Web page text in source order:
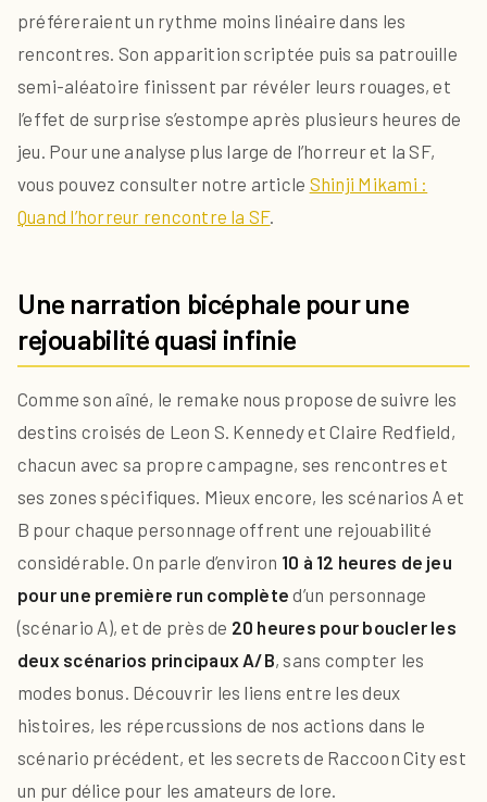
préféreraient un rythme moins linéaire dans les
rencontres. Son apparition scriptée puis sa patrouille
semi-aléatoire finissent par révéler leurs rouages, et
l’effet de surprise s’estompe après plusieurs heures de
jeu. Pour une analyse plus large de l’horreur et la SF,
vous pouvez consulter notre article Shinji Mikami :
Quand l’horreur rencontre la SF.
Une narration bicéphale pour une
rejouabilité quasi infinie
Comme son aîné, le remake nous propose de suivre les
destins croisés de Leon S. Kennedy et Claire Redfield,
chacun avec sa propre campagne, ses rencontres et
ses zones spécifiques. Mieux encore, les scénarios A et
B pour chaque personnage offrent une rejouabilité
considérable. On parle d’environ 10 à 12 heures de jeu
pour une première run complète d’un personnage
(scénario A), et de près de 20 heures pour boucler les
deux scénarios principaux A/B, sans compter les
modes bonus. Découvrir les liens entre les deux
histoires, les répercussions de nos actions dans le
scénario précédent, et les secrets de Raccoon City est
un pur délice pour les amateurs de lore.